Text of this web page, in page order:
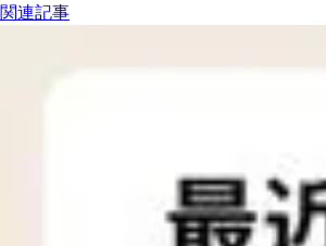
関連記事